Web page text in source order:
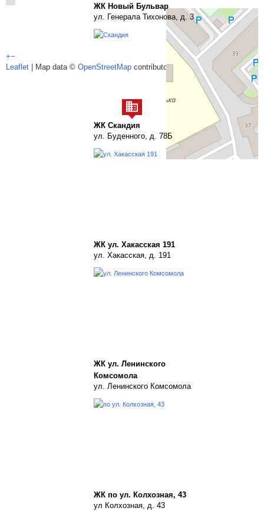
+−
Leaflet | Map data © OpenStreetMap contributors, CC-BY-SA
ЖК Новый Бульвар
ул. Генерала Тихонова, д. 3
ЖК Скандия
ул. Буденного, д. 78Б
ЖК ул. Хакасская 191
ул. Хакасская, д. 191
ЖК ул. Ленинского
Комсомола
ул. Ленинского Комсомола
ЖК по ул. Колхозная, 43
ул Колхозная, д. 43